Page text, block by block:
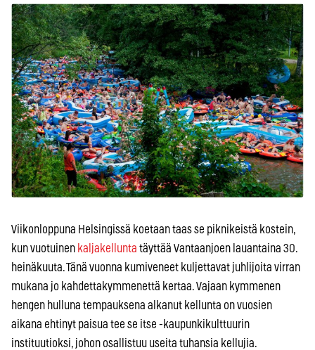
Viikonloppuna Helsingissä koetaan taas se piknikeistä kostein,
kun vuotuinen kaljakellunta täyttää Vantaanjoen lauantaina 30.
heinäkuuta. Tänä vuonna kumiveneet kuljettavat juhlijoita virran
mukana jo kahdettakymmenettä kertaa. Vajaan kymmenen
hengen hulluna tempauksena alkanut kellunta on vuosien
aikana ehtinyt paisua tee se itse -kaupunkikulttuurin
instituutioksi, johon osallistuu useita tuhansia kellujia.